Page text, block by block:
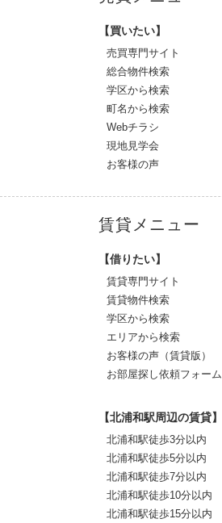
【買いたい】
売買専門サイト
総合物件検索
学区から検索
町名から検索
Webチラシ
現地見学会
お客様の声
賃貸メニュー
【借りたい】
賃貸専門サイト
賃貸物件検索
学区から検索
エリアから検索
お客様の声（賃貸版）
お部屋探し依頼フォーム
【北浦和駅周辺の賃貸】
北浦和駅徒歩3分以内
北浦和駅徒歩5分以内
北浦和駅徒歩7分以内
北浦和駅徒歩10分以内
北浦和駅徒歩15分以内